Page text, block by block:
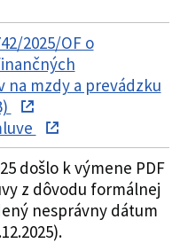
2025/OF o
na mzdy a prevádzku
došlo k výmene PDF
z dôvodu formálnej
nesprávny dátum